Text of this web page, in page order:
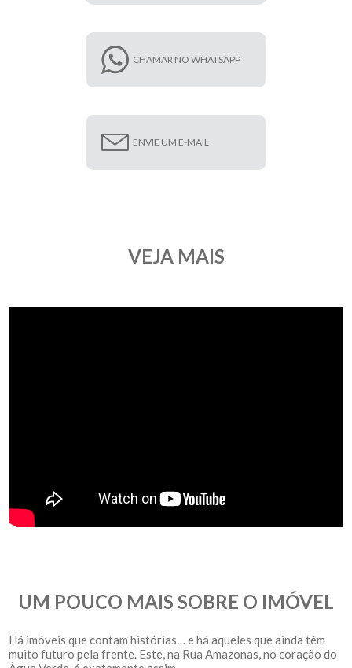
CHAMAR NO WHATSAPP
ENVIE UM E-MAIL
VEJA MAIS
UM POUCO MAIS SOBRE O IMÓVEL
Há imóveis que contam histórias… e há aqueles que ainda têm
muito futuro pela frente. Este, na Rua Amazonas, no coração do